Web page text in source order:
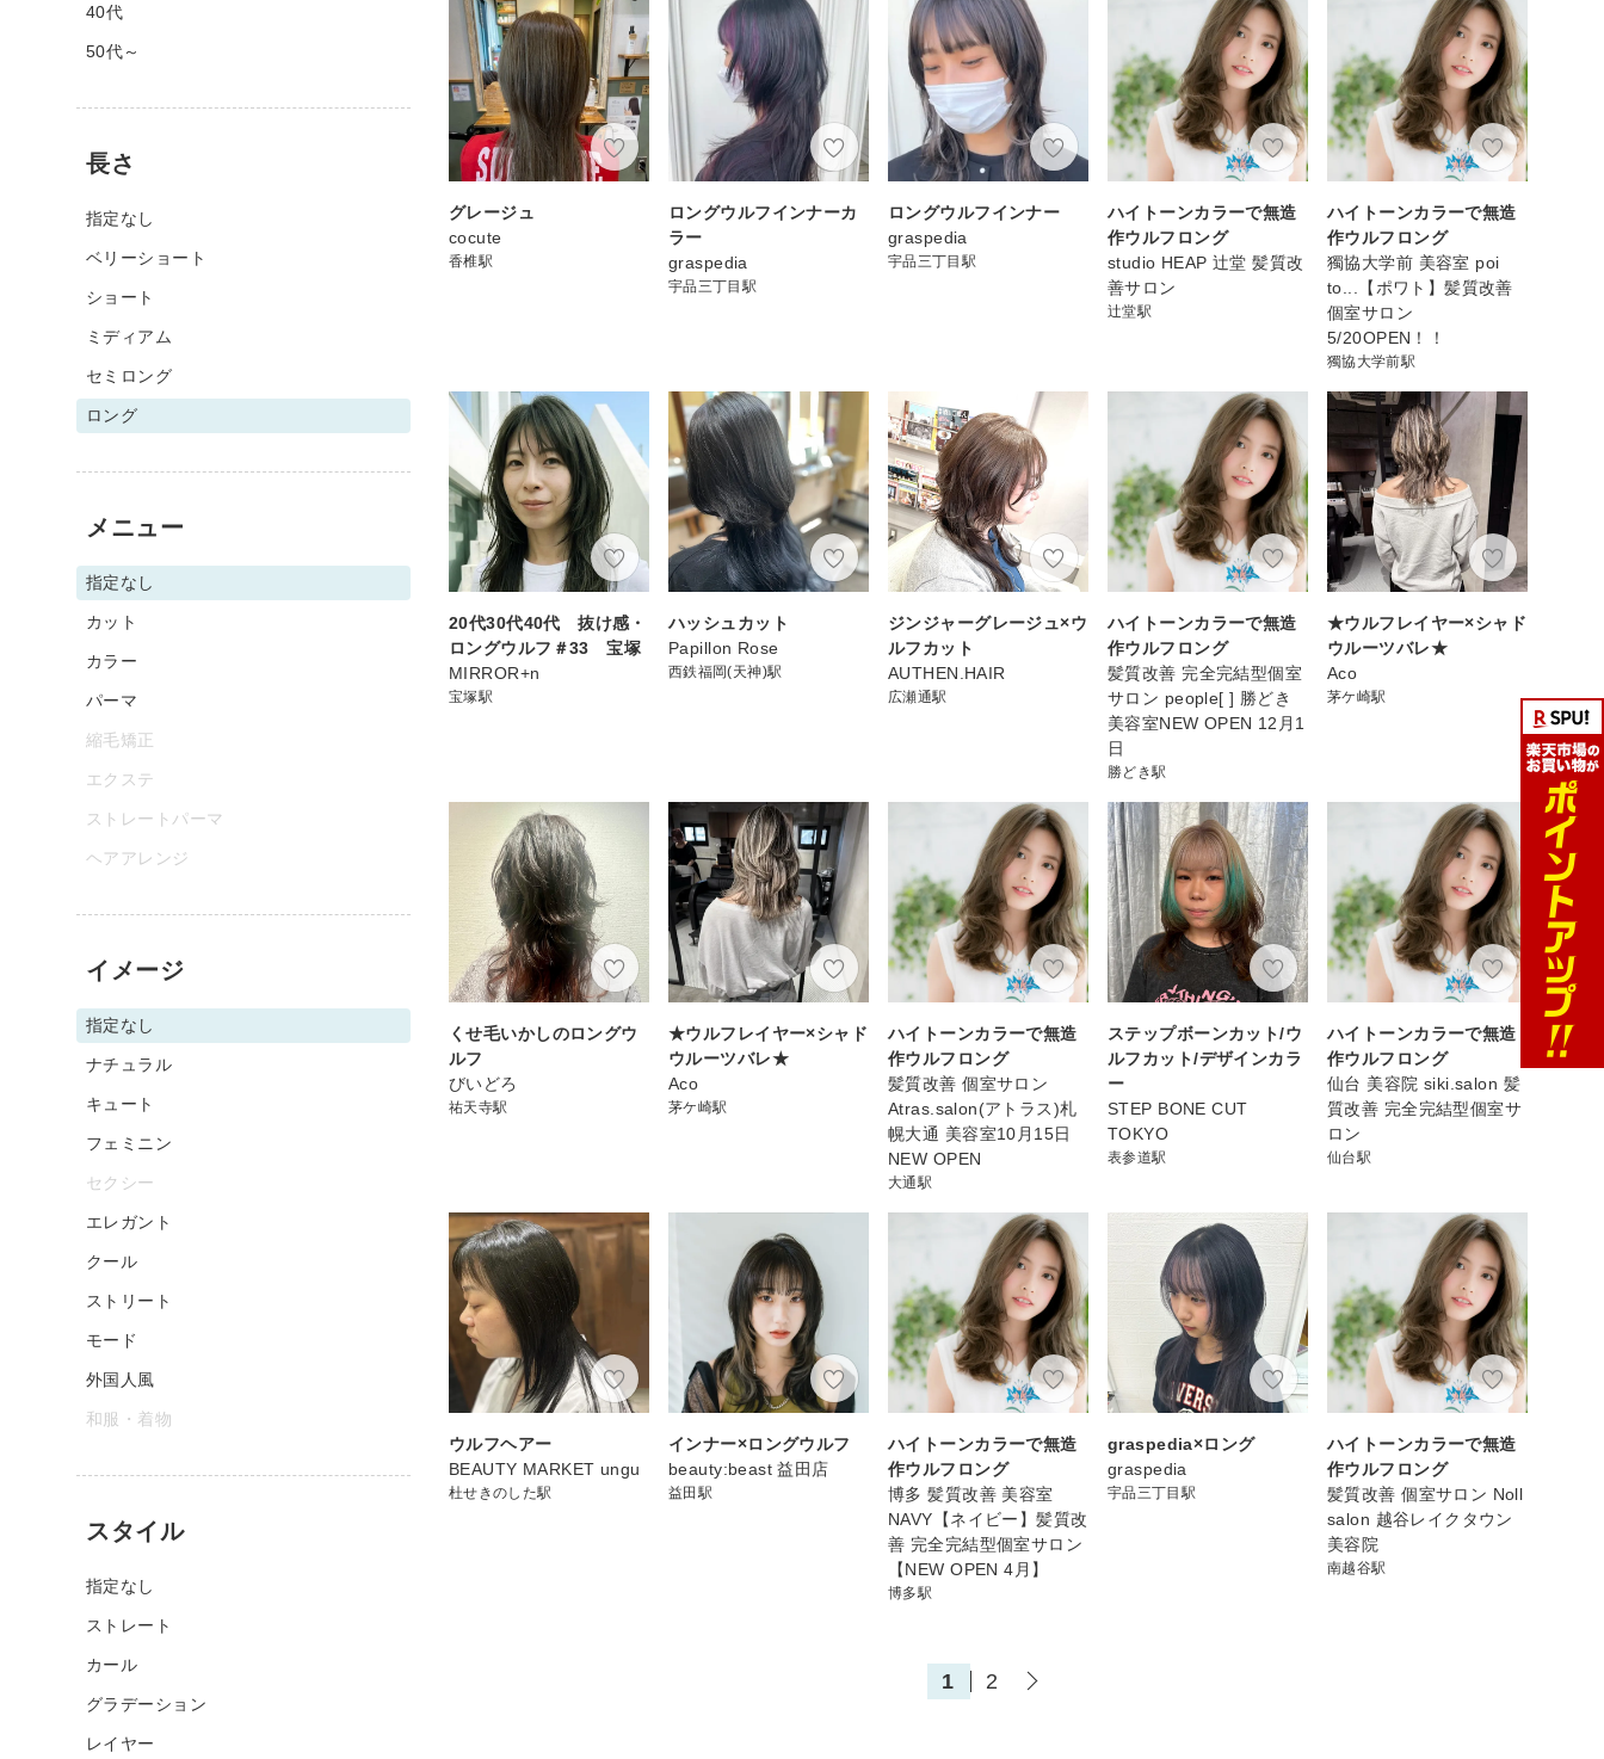
グレージュ
cocute
香椎駅
ロングウルフインナーカ
ラー
graspedia
宇品三丁目駅
ロングウルフインナー
graspedia
宇品三丁目駅
ハイトーンカラーで無造
作ウルフロング
studio HEAP 辻堂 髪質改
善サロン
辻堂駅
ハイトーンカラーで無造
作ウルフロング
獨協大学前 美容室 poi
to...【ポワト】髪質改善
個室サロン
5/20OPEN！！
獨協大学前駅
20代30代40代 抜け感・
ロングウルフ＃33 宝塚
MIRROR+n
宝塚駅
ハッシュカット
Papillon Rose
西鉄福岡(天神)駅
ジンジャーグレージュ×ウ
ルフカット
AUTHEN.HAIR
広瀬通駅
ハイトーンカラーで無造
作ウルフロング
髪質改善 完全完結型個室
サロン people[ ] 勝どき
美容室NEW OPEN 12月1
日
勝どき駅
★ウルフレイヤー×シャド
ウルーツバレ★
Aco
茅ケ崎駅
くせ毛いかしのロングウ
ルフ
びいどろ
祐天寺駅
★ウルフレイヤー×シャド
ウルーツバレ★
Aco
茅ケ崎駅
ハイトーンカラーで無造
作ウルフロング
髪質改善 個室サロン
Atras.salon(アトラス)札
幌大通 美容室10月15日
NEW OPEN
大通駅
ステップボーンカット/ウ
ルフカット/デザインカラ
ー
STEP BONE CUT
TOKYO
表参道駅
ハイトーンカラーで無造
作ウルフロング
仙台 美容院 siki.salon 髪
質改善 完全完結型個室サ
ロン
仙台駅
ウルフヘアー
BEAUTY MARKET ungu
杜せきのした駅
インナー×ロングウルフ
beauty:beast 益田店
益田駅
ハイトーンカラーで無造
作ウルフロング
博多 髪質改善 美容室
NAVY【ネイビー】髪質改
善 完全完結型個室サロン
【NEW OPEN 4月】
博多駅
graspedia×ロング
graspedia
宇品三丁目駅
ハイトーンカラーで無造
作ウルフロング
髪質改善 個室サロン Noll
salon 越谷レイクタウン
美容院
南越谷駅
1 2
40代
50代～
長さ
指定なし
ベリーショート
ショート
ミディアム
セミロング
ロング
メニュー
指定なし
カット
カラー
パーマ
縮毛矯正
エクステ
ストレートパーマ
ヘアアレンジ
イメージ
指定なし
ナチュラル
キュート
フェミニン
セクシー
エレガント
クール
ストリート
モード
外国人風
和服・着物
スタイル
指定なし
ストレート
カール
グラデーション
レイヤー